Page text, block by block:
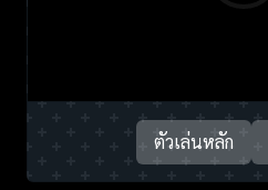
ตัวเล่นหลัก